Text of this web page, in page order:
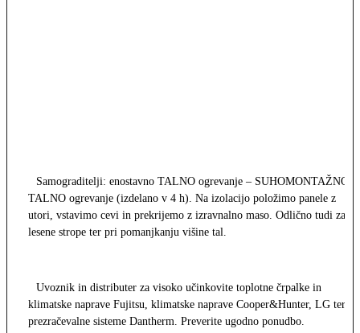
Samograditelji: enostavno TALNO ogrevanje – SUHOMONTAŽNO
TALNO ogrevanje (izdelano v 4 h). Na izolacijo položimo panele z
utori, vstavimo cevi in prekrijemo z izravnalno maso. Odlično tudi za
lesene strope ter pri pomanjkanju višine tal.
Uvoznik in distributer za visoko učinkovite toplotne črpalke in
klimatske naprave Fujitsu, klimatske naprave Cooper&Hunter, LG ter
prezračevalne sisteme Dantherm. Preverite ugodno ponudbo.